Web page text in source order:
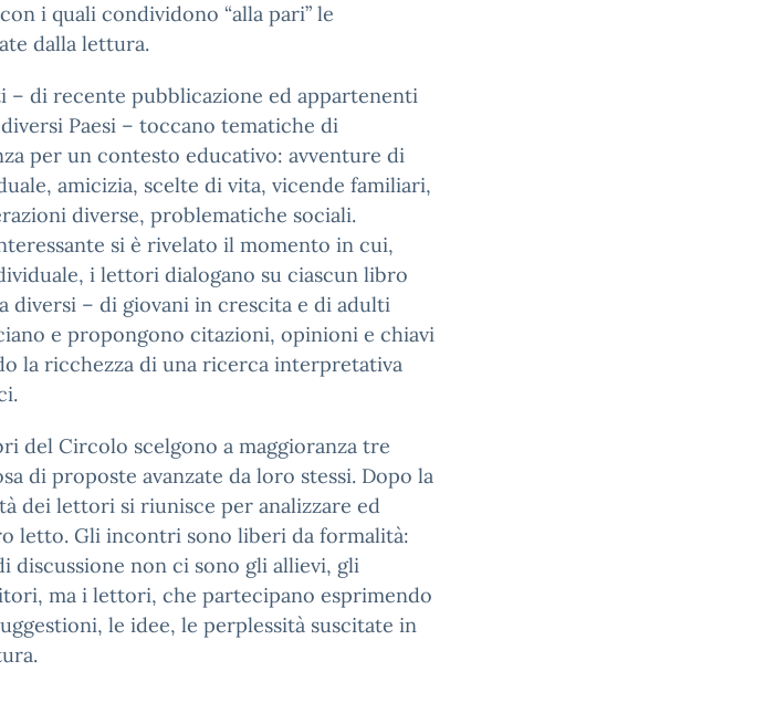
i quali condividono “alla pari” le
dalla lettura.
– di recente pubblicazione ed appartenenti
Paesi – toccano tematiche di
per un contesto educativo: avventure di
amicizia, scelte di vita, vicende familiari,
diverse, problematiche sociali.
si è rivelato il momento in cui,
i lettori dialogano su ciascun libro
diversi – di giovani in crescita e di adulti
e propongono citazioni, opinioni e chiavi
la ricchezza di una ricerca interpretativa
del Circolo scelgono a maggioranza tre
di proposte avanzate da loro stessi. Dopo la
dei lettori si riunisce per analizzare ed
letto. Gli incontri sono liberi da formalità:
discussione non ci sono gli allievi, gli
ma i lettori, che partecipano esprimendo
le idee, le perplessità suscitate in